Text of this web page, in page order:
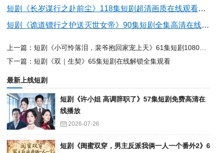
短剧《长岁谋行之赴前尘》118集短剧超清画质在线观看全集
短剧《诡道镖行之护送灭世女帝》90集短剧全集高清在线抢先看
下一篇：短剧《双｜生契》65集短剧在线解锁全集观看
最新上线短剧
短剧《许小姐 高调辞职了》57集短剧免费高清在
线播放
2026-07-26
短剧《闺蜜双穿，男主反派我俩一人一个番外2》6